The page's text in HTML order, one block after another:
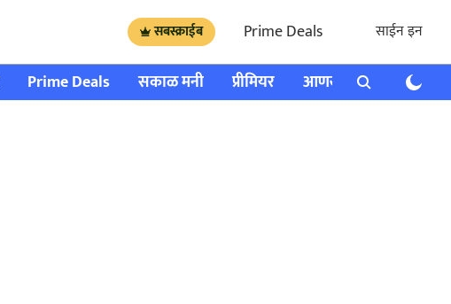
सबस्क्राईब Prime Deals साईन इन
Prime Deals सकाळ मनी प्रीमियर आणखी राशी भविष्य